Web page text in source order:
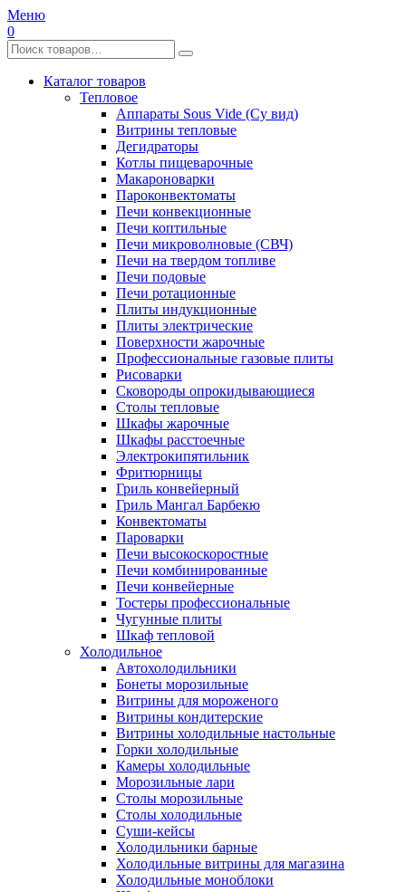
Меню
0
Каталог товаров
Тепловое
Аппараты Sous Vide (Су вид)
Витрины тепловые
Дегидраторы
Котлы пищеварочные
Макароноварки
Пароконвектоматы
Печи конвекционные
Печи коптильные
Печи микроволновые (СВЧ)
Печи на твердом топливе
Печи подовые
Печи ротационные
Плиты индукционные
Плиты электрические
Поверхности жарочные
Профессиональные газовые плиты
Рисоварки
Сковороды опрокидывающиеся
Столы тепловые
Шкафы жарочные
Шкафы расстоечные
Электрокипятильник
Фритюрницы
Гриль конвейерный
Гриль Мангал Барбекю
Конвектоматы
Пароварки
Печи высокоскоростные
Печи комбинированные
Печи конвейерные
Тостеры профессиональные
Чугунные плиты
Шкаф тепловой
Холодильное
Автохолодильники
Бонеты морозильные
Витрины для мороженого
Витрины кондитерские
Витрины холодильные настольные
Горки холодильные
Камеры холодильные
Морозильные лари
Столы морозильные
Столы холодильные
Суши-кейсы
Холодильники барные
Холодильные витрины для магазина
Холодильные моноблоки